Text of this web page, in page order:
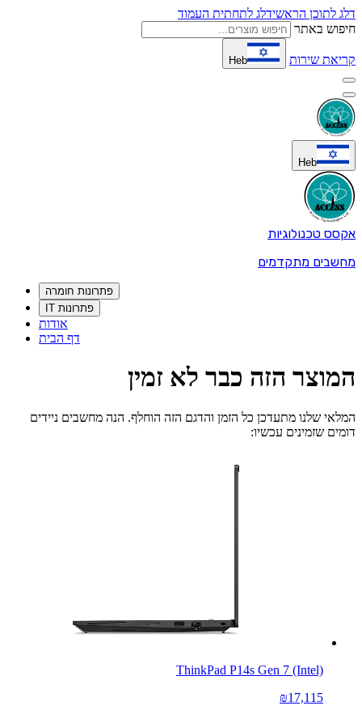
דלג לתוכן הראשידלג לתחתית העמוד
חיפוש באתר
קריאת שירות Heb
Heb
אקסס טכנולוגיות
מחשבים מתקדמים
פתרונות חומרה
פתרונות IT
אודות
דף הבית
המוצר הזה כבר לא זמין
המלאי שלנו מתעדכן כל הזמן והדגם הזה הוחלף. הנה מחשבים ניידים
דומים שזמינים עכשיו:
ThinkPad P14s Gen 7 (Intel)
₪17,115